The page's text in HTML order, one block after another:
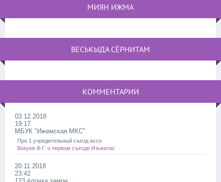
МИЯН ИЖМА
ВЕСЬКЫДА СЁРНИТАМ
КОММЕНТАРИИ
03.12.2018
19:17
МБУК "Ижемская МКС"
Про 1 учредительный съезд ассо
Вокуев Ф.Г. о первом съезде Изьватас
20.11.2018
23:42